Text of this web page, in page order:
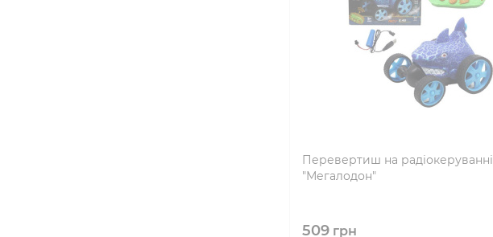
Перевертиш на радіокеруванні
"Мегалодон"
509грн